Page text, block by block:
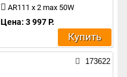
AR111 x 2 max 50W
Цена: 3 997 Р.
Купить
173622